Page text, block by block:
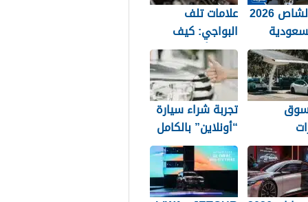
سعر الشاص 2026 علامات تلف
البواجي: كيف
تعرف أن شمعات
الإشعال تحتاج
لتغيير؟
في
تجربة شراء سيارة
“أونلاين” بالكامل
في السعودية: من
الاختيار حتى
التوصيل لباب بيتك